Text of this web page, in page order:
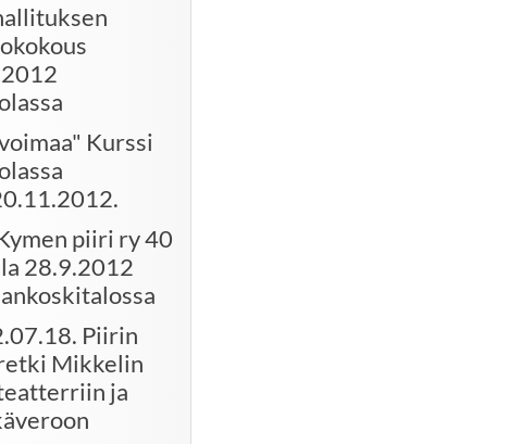
Kurssi
piiri ry 40
28.9.2012
Piirin
Mikkelin
ja